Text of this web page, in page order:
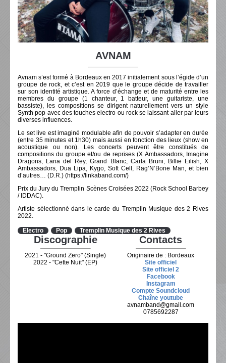
AVNAM
Avnam s’est formé à Bordeaux en 2017 initialement sous l’égide d’un
groupe de rock, et c’est en 2019 que le groupe décide de travailler
sur son identité artistique. A force d’échange et de maturité entre les
membres du groupe (1 chanteur, 1 batteur, une guitariste, une
bassiste), les compositions se dirigent naturellement vers un style
Synth pop avec des touches electro ou rock se laissant aller par leurs
diverses influences.
Le set live est imaginé modulable afin de pouvoir s’adapter en durée
(entre 35 minutes et 1h30) mais aussi en fonction des lieux (show en
acoustique ou non). Les concerts peuvent être constitués de
compositions du groupe et/ou de reprises (X Ambassadors, Imagine
Dragons, Lana del Rey, Grand Blanc, Carla Bruni, Billie Eilish, X
Ambassadors, Dua Lipa, Kygo, Soft Cell, Rag’N’Bone Man, et bien
d’autres… (D.R.) (https://linkaband.com/)
Prix du Jury du Tremplin Scènes Croisées 2022 (Rock School Barbey
/ IDDAC).
Artiste sélectionné dans le carde du Tremplin Musique des 2 Rives
2022.
Electro Pop Tremplin Musique des 2 Rives
Discographie
2021 - "Ground Zero" (Single)
2022 - "Cette Nuit" (EP)
Contacts
Originaire de : Bordeaux
Site officiel
Site officiel 2
Facebook
Instagram
Compte Soundcloud
Chaîne youtube
avnamband@gmail.com
0785692287